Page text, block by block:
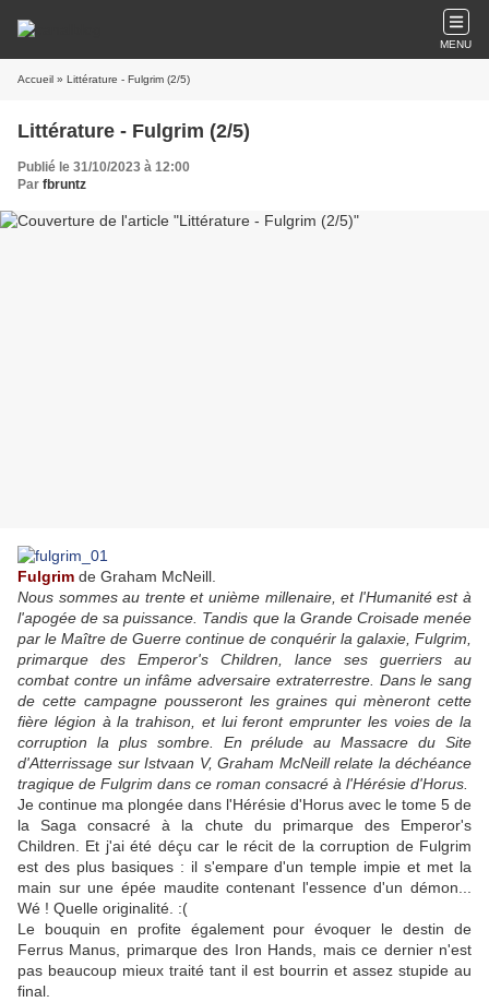
MENU
Accueil » Littérature - Fulgrim (2/5)
Littérature - Fulgrim (2/5)
Publié le 31/10/2023 à 12:00
Par fbruntz
Fulgrim de Graham McNeill.
Nous sommes au trente et unième millenaire, et l'Humanité est à
l'apogée de sa puissance. Tandis que la Grande Croisade menée
par le Maître de Guerre continue de conquérir la galaxie, Fulgrim,
primarque des Emperor's Children, lance ses guerriers au
combat contre un infâme adversaire extraterrestre. Dans le sang
de cette campagne pousseront les graines qui mèneront cette
fière légion à la trahison, et lui feront emprunter les voies de la
corruption la plus sombre. En prélude au Massacre du Site
d'Atterrissage sur Istvaan V, Graham McNeill relate la déchéance
tragique de Fulgrim dans ce roman consacré à l'Hérésie d'Horus.
Je continue ma plongée dans l'Hérésie d'Horus avec le tome 5 de
la Saga consacré à la chute du primarque des Emperor's
Children. Et j'ai été déçu car le récit de la corruption de Fulgrim
est des plus basiques : il s'empare d'un temple impie et met la
main sur une épée maudite contenant l'essence d'un démon...
Wé ! Quelle originalité. :(
Le bouquin en profite également pour évoquer le destin de
Ferrus Manus, primarque des Iron Hands, mais ce dernier n'est
pas beaucoup mieux traité tant il est bourrin et assez stupide au
final.